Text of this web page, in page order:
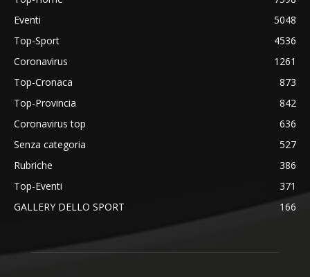
Eventi
5048
Top-Sport
4536
Coronavirus
1261
Top-Cronaca
873
Top-Provincia
842
Coronavirus top
636
Senza categoria
527
Rubriche
386
Top-Eventi
371
GALLERY DELLO SPORT
166